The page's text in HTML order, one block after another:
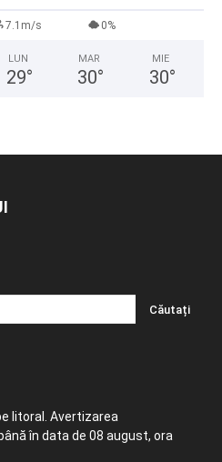
7.1m/s 0%
LUN
29°
MAR
30°
MIE
30°
litoral. Avertizarea
în data de 08 august, ora